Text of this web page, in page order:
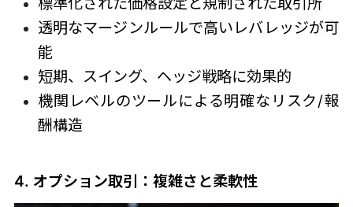
透明なマージンルールで高いレバレッジが可
能
短期、スイング、ヘッジ戦略に効果的
機関レベルのツールによる明確なリスク/報
酬構造
4. オプション取引：複雑さと柔軟性